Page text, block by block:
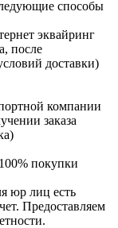
способы
эквайринг
после
доставки)
компании
заказа
покупки
юр лиц есть
Предоставляем